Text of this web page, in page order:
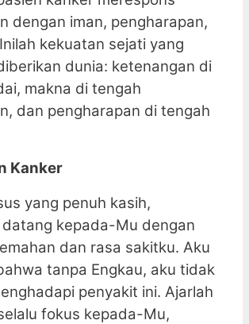
dengan iman, pengharapan,
kekuatan sejati yang
dunia: ketenangan di
makna di tengah
dan pengharapan di tengah
Kanker
yang penuh kasih,
datang kepada-Mu dengan
dan rasa sakitku. Aku
tanpa Engkau, aku tidak
penyakit ini. Ajarlah
fokus kepada-Mu,